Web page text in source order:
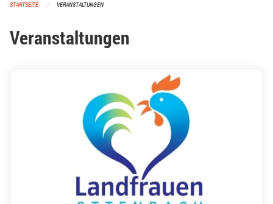
STARTSEITE VERANSTALTUNGEN
Veranstaltungen